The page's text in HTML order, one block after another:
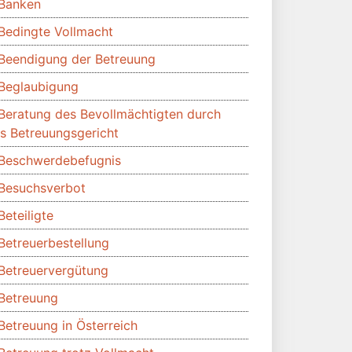
Vollmacht
der Betreuung
des Bevollmächtigten durch
Betreuungsgericht
in Österreich